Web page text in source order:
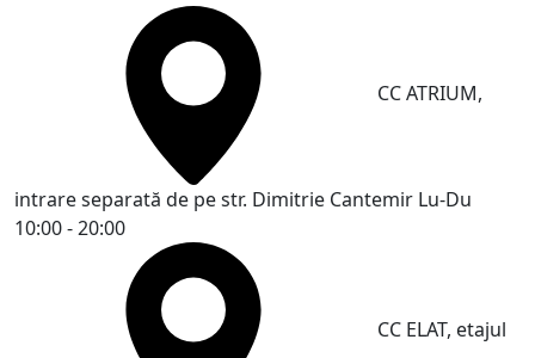
CC ATRIUM,
intrare separată de pe str. Dimitrie Cantemir Lu-Du
10:00 - 20:00
CC ELAT, etajul